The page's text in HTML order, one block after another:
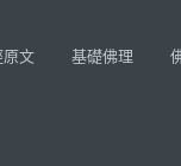
文 基礎佛理